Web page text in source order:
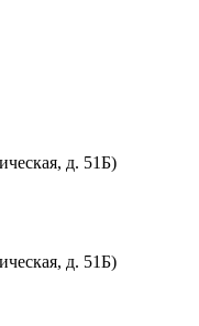
д. 51Б)
д. 51Б)